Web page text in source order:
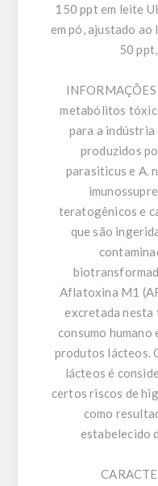
150 ppt em leite
em pó, ajustado ao
50
INFORMAÇÕES
metabólitos
para a
produzidos
parasiticus e A.
teratogênicos e
que são
Aflatoxina M1
excretada nesta
consumo humano
produtos lácteos.
lácteos é
certos riscos de
como
estabelecido